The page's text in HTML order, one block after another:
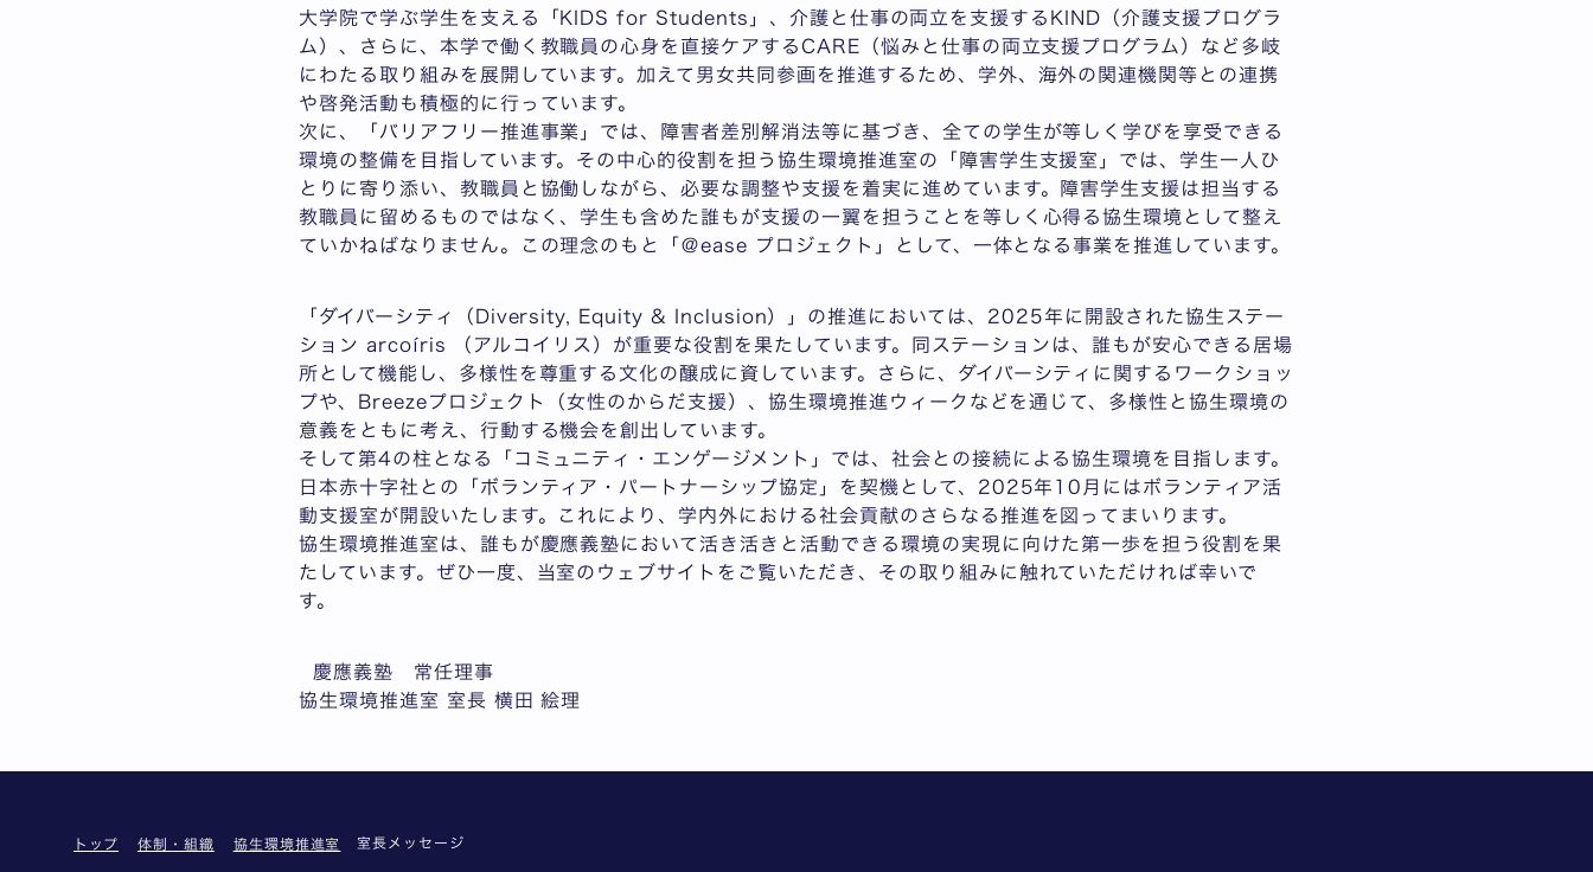
大学院で学ぶ学生を支える「KIDS for Students」、介護と仕事の両立を支援するKIND（介護支援プログラ
ム）、さらに、本学で働く教職員の心身を直接ケアするCARE（悩みと仕事の両立支援プログラム）など多岐
にわたる取り組みを展開しています。加えて男女共同参画を推進するため、学外、海外の関連機関等との連携
や啓発活動も積極的に行っています。
次に、「バリアフリー推進事業」では、障害者差別解消法等に基づき、全ての学生が等しく学びを享受できる
環境の整備を目指しています。その中心的役割を担う協生環境推進室の「障害学生支援室」では、学生一人ひ
とりに寄り添い、教職員と協働しながら、必要な調整や支援を着実に進めています。障害学生支援は担当する
教職員に留めるものではなく、学生も含めた誰もが支援の一翼を担うことを等しく心得る協生環境として整え
ていかねばなりません。この理念のもと「＠ease プロジェクト」として、一体となる事業を推進しています。
「ダイバーシティ（Diversity, Equity & Inclusion）」の推進においては、2025年に開設された協生ステー
ション arcoíris （アルコイリス）が重要な役割を果たしています。同ステーションは、誰もが安心できる居場
所として機能し、多様性を尊重する文化の醸成に資しています。さらに、ダイバーシティに関するワークショッ
プや、Breezeプロジェクト（女性のからだ支援）、協生環境推進ウィークなどを通じて、多様性と協生環境の
意義をともに考え、行動する機会を創出しています。
そして第4の柱となる「コミュニティ・エンゲージメント」では、社会との接続による協生環境を目指します。
日本赤十字社との「ボランティア・パートナーシップ協定」を契機として、2025年10月にはボランティア活
動支援室が開設いたします。これにより、学内外における社会貢献のさらなる推進を図ってまいります。
協生環境推進室は、誰もが慶應義塾において活き活きと活動できる環境の実現に向けた第一歩を担う役割を果
たしています。ぜひ一度、当室のウェブサイトをご覧いただき、その取り組みに触れていただければ幸いで
す。
慶應義塾 常任理事
協生環境推進室 室長 横田 絵理
トップ 体制・組織 協生環境推進室 室長メッセージ